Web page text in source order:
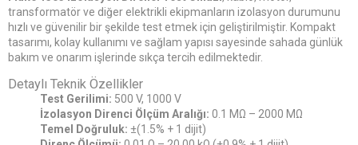
transformatör ve diğer elektrikli ekipmanların izolasyon durumunu
hızlı ve güvenilir bir şekilde test etmek için geliştirilmiştir. Kompakt
tasarımı, kolay kullanımı ve sağlam yapısı sayesinde sahada günlük
bakım ve onarım işlerinde sıkça tercih edilmektedir.
Detaylı Teknik Özellikler
Test Gerilimi: 500 V, 1000 V
İzolasyon Direnci Ölçüm Aralığı: 0.1 MΩ – 2000 MΩ
Temel Doğruluk: ±(1.5% + 1 dijit)